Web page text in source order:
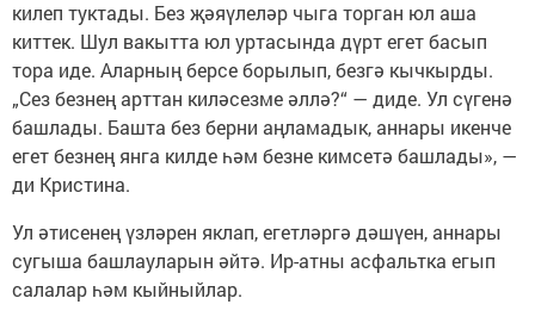
килеп туктады. Без җәяүлеләр чыга торган юл аша
киттек. Шул вакытта юл уртасында дүрт егет басып
тора иде. Аларның берсе борылып, безгә кычкырды.
„Сез безнең арттан киләсезме әллә?“ — диде. Ул сүгенә
башлады. Башта без берни аңламадык, аннары икенче
егет безнең янга килде һәм безне кимсетә башлады», —
ди Кристина.
Ул әтисенең үзләрен яклап, егетләргә дәшүен, аннары
сугыша башлауларын әйтә. Ир-атны асфальтка егып
салалар һәм кыйныйлар.